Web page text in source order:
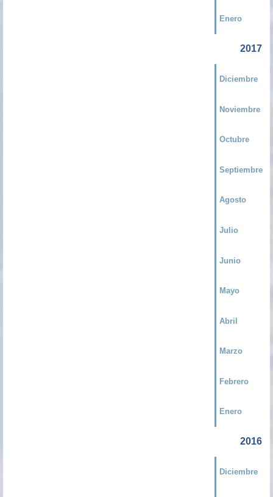
Enero
2017
Diciembre
Noviembre
Octubre
Septiembre
Agosto
Julio
Junio
Mayo
Abril
Marzo
Febrero
Enero
2016
Diciembre